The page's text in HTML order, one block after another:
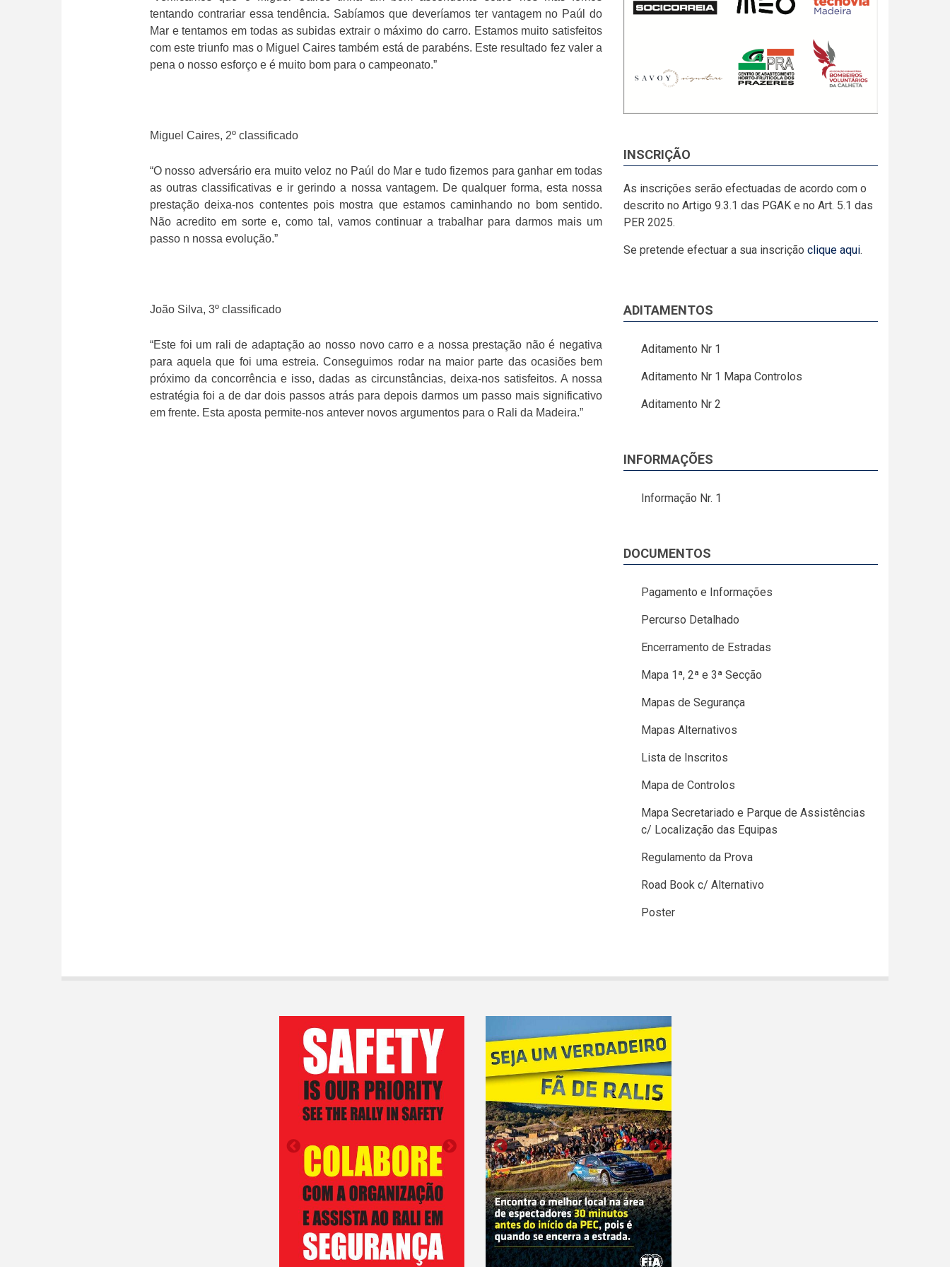
tentando contrariar essa tendência. Sabíamos que deveríamos ter vantagem no Paúl do
Mar e tentamos em todas as subidas extrair o máximo do carro. Estamos muito satisfeitos
com este triunfo mas o Miguel Caires também está de parabéns. Este resultado fez valer a
pena o nosso esforço e é muito bom para o campeonato.”
Miguel Caires, 2º classificado
“O nosso adversário era muito veloz no Paúl do Mar e tudo fizemos para ganhar em todas
as outras classificativas e ir gerindo a nossa vantagem. De qualquer forma, esta nossa
prestação deixa-nos contentes pois mostra que estamos caminhando no bom sentido.
Não acredito em sorte e, como tal, vamos continuar a trabalhar para darmos mais um
passo n nossa evolução.”
João Silva, 3º classificado
“Este foi um rali de adaptação ao nosso novo carro e a nossa prestação não é negativa
para aquela que foi uma estreia. Conseguimos rodar na maior parte das ocasiões bem
próximo da concorrência e isso, dadas as circunstâncias, deixa-nos satisfeitos. A nossa
estratégia foi a de dar dois passos atrás para depois darmos um passo mais significativo
em frente. Esta aposta permite-nos antever novos argumentos para o Rali da Madeira.”
INSCRIÇÃO
As inscrições serão efectuadas de acordo com o
descrito no Artigo 9.3.1 das PGAK e no Art. 5.1 das
PER 2025.
Se pretende efectuar a sua inscrição clique aqui.
ADITAMENTOS
Aditamento Nr 1
Aditamento Nr 1 Mapa Controlos
Aditamento Nr 2
INFORMAÇÕES
Informação Nr. 1
DOCUMENTOS
Pagamento e Informações
Percurso Detalhado
Encerramento de Estradas
Mapa 1ª, 2ª e 3ª Secção
Mapas de Segurança
Mapas Alternativos
Lista de Inscritos
Mapa de Controlos
Mapa Secretariado e Parque de Assistências
c/ Localização das Equipas
Regulamento da Prova
Road Book c/ Alternativo
Poster